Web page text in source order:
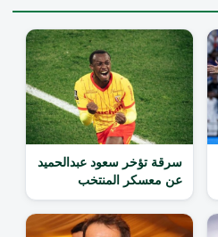
سرقة تؤخر سعود عبدالحميد
عن معسكر المنتخب